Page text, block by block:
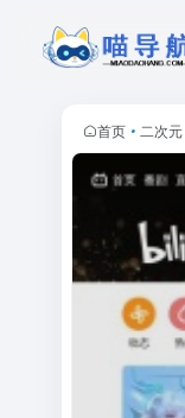
首页 • 二次元